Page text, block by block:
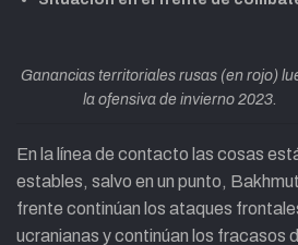
Ganancias territoriales rusas (en rojo)
la ofensiva de invierno 2023.
En la línea de contacto las cosas
estables, salvo en un punto,
frente continúan los ataques
ucranianas y continúan los fracasos